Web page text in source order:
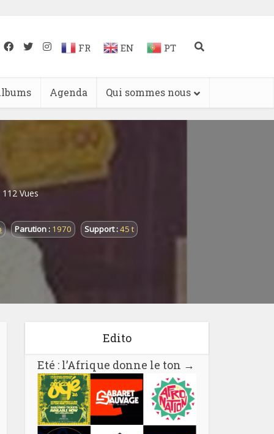
FR EN PT
Agenda Qui sommes nous
112 Vues
Parution : 1970 Support :45 t
Edito
Eté : l’Afrique donne le ton →